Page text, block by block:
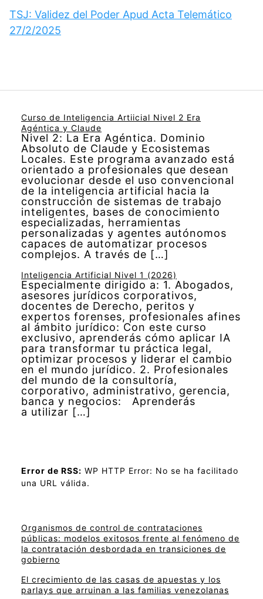
TSJ: Validez del Poder Apud Acta Telemático
27/2/2025
Curso de Inteligencia Artiicial Nivel 2 Era
Agéntica y Claude
Nivel 2: La Era Agéntica. Dominio
Absoluto de Claude y Ecosistemas
Locales. Este programa avanzado está
orientado a profesionales que desean
evolucionar desde el uso convencional
de la inteligencia artificial hacia la
construcción de sistemas de trabajo
inteligentes, bases de conocimiento
especializadas, herramientas
personalizadas y agentes autónomos
capaces de automatizar procesos
complejos. A través de […]
Inteligencia Artificial Nivel 1 (2026)
Especialmente dirigido a: 1. Abogados,
asesores jurídicos corporativos,
docentes de Derecho, peritos y
expertos forenses, profesionales afines
al ámbito jurídico: Con este curso
exclusivo, aprenderás cómo aplicar IA
para transformar tu práctica legal,
optimizar procesos y liderar el cambio
en el mundo jurídico. 2. Profesionales
del mundo de la consultoría,
corporativo, administrativo, gerencia,
banca y negocios: Aprenderás
a utilizar […]
Error de RSS: WP HTTP Error: No se ha facilitado
una URL válida.
Organismos de control de contrataciones
públicas: modelos exitosos frente al fenómeno de
la contratación desbordada en transiciones de
gobierno
El crecimiento de las casas de apuestas y los
parlays que arruinan a las familias venezolanas